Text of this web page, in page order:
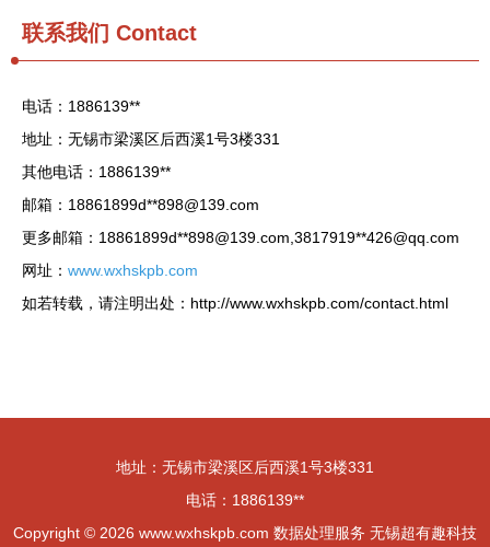
联系我们 Contact
电话：1886139**
地址：无锡市梁溪区后西溪1号3楼331
其他电话：1886139**
邮箱：18861899d**898@139.com
更多邮箱：18861899d**898@139.com ,3817919**426@qq.com
网址： www.wxhskpb.com
如若转载，请注明出处：http://www.wxhskpb.com/contact.html
地址：无锡市梁溪区后西溪1号3楼331
电话：1886139**
Copyright © 2026 www.wxhskpb.com 数据处理服务 无锡超有趣科技